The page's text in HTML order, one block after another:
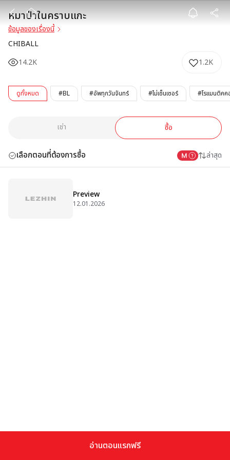
หมาป่าในคราบแ
หมาป่าในคราบแกะ
ข้อมูลของเรื่องนี้
CHIBALL
14.2K
1.2K
ดูทั้งหมด #BL #อัพทุกวันจันทร์ #ไม่เซ็นเซอร์ #โรแมนติคค
เช่า ซื้อ
เลือกตอนที่ต้องการซื้อ ล่าสุด
Preview
12.01.2026
อ่านตอนแรกฟรี